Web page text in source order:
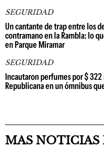
SEGURIDAD
Un cantante de trap entre los
contramano en la Rambla: lo
en Parque Miramar
SEGURIDAD
Incautaron perfumes por $
Republicana en un ómnibus
MAS